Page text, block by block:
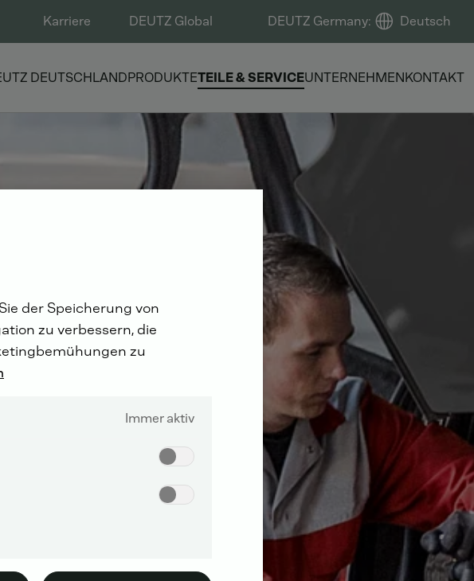
Karriere DEUTZ Global DEUTZ Germany: Deutsch
DEUTSCHLANDPRODUKTETEILE & SERVICEUNTERNEHMENKONTAKT
der Speicherung von
zu verbessern, die
zu
Immer aktiv